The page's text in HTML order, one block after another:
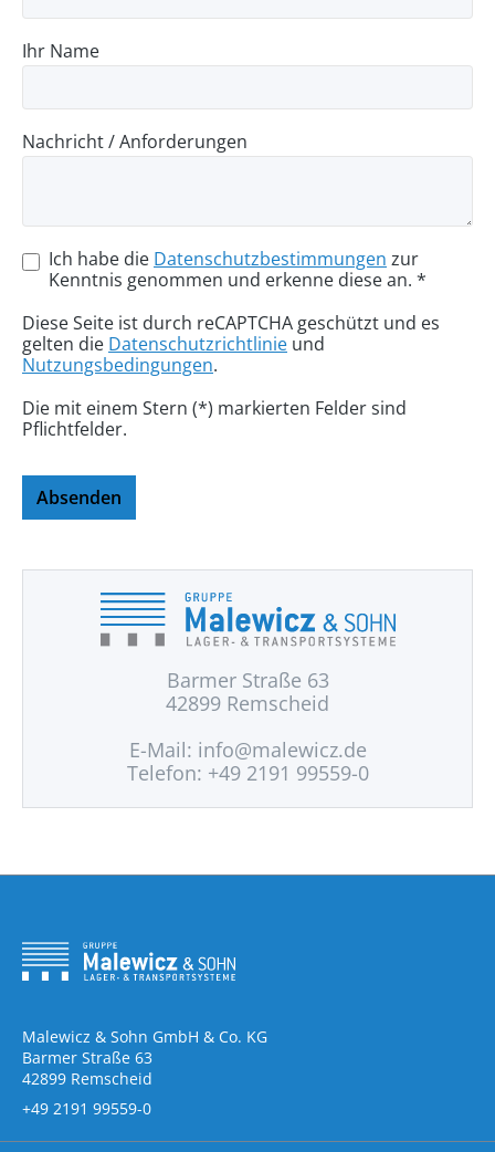
Ihr Name
Nachricht / Anforderungen
Ich habe die Datenschutzbestimmungen zur
Kenntnis genommen und erkenne diese an. *
Diese Seite ist durch reCAPTCHA geschützt und es
gelten die Datenschutzrichtlinie und
Nutzungsbedingungen.
Die mit einem Stern (*) markierten Felder sind
Pflichtfelder.
Absenden
Barmer Straße 63
42899 Remscheid
E-Mail: info@malewicz.de
Telefon: +49 2191 99559-0
Malewicz & Sohn GmbH & Co. KG
Barmer Straße 63
42899 Remscheid
+49 2191 99559-0